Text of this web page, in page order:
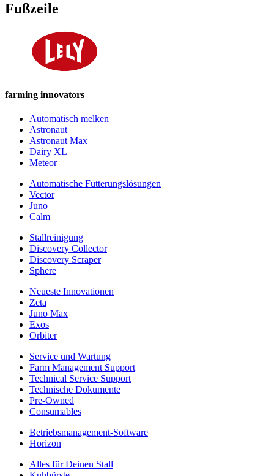
Fußzeile
farming innovators
Automatisch melken
Astronaut
Astronaut Max
Dairy XL
Meteor
Automatische Fütterungslösungen
Vector
Juno
Calm
Stallreinigung
Discovery Collector
Discovery Scraper
Sphere
Neueste Innovationen
Zeta
Juno Max
Exos
Orbiter
Service und Wartung
Farm Management Support
Technical Service Support
Technische Dokumente
Pre-Owned
Consumables
Betriebsmanagement-Software
Horizon
Alles für Deinen Stall